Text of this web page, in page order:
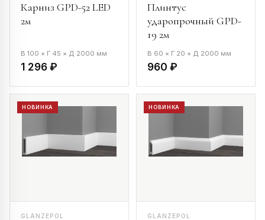
Карниз GPD-52 LED
2м
В 100 × Г 45 × Д 2000 мм
1 296 ₽
Плинтус
ударопрочный GPD-
19 2м
В 60 × Г 20 × Д 2000 мм
960 ₽
НОВИНКА
GLANZEPOL
НОВИНКА
GLANZEPOL